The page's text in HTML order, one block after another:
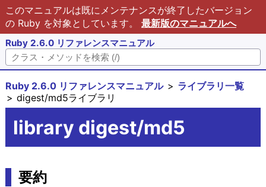
このマニュアルは既にメンテナンスが終了したバージョン
の Ruby を対象としています。 最新版のマニュアルへ
Ruby 2.6.0 リファレンスマニュアル
Ruby 2.6.0 リファレンスマニュアル
ライブラリ一覧
digest/md5ライブラリ
library digest/md5
要約